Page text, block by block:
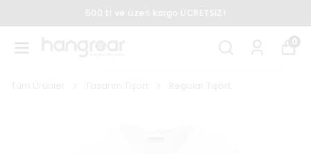
500 tl ve üzeri kargo ÜCRETSİZ!
0